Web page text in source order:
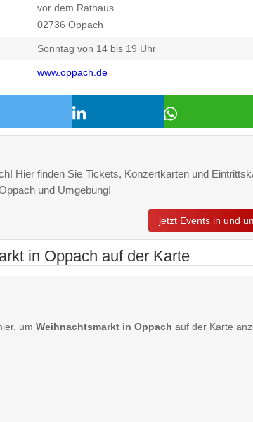
vor dem Rathaus
02736 Oppach
Sonntag von 14 bis 19 Uhr
www.oppach.de
Hier finden Sie Tickets, Konzertkarten und
und Umgebung!
jetzt Events in und
in Oppach auf der Karte
um Weihnachtsmarkt in Oppach auf der Karte